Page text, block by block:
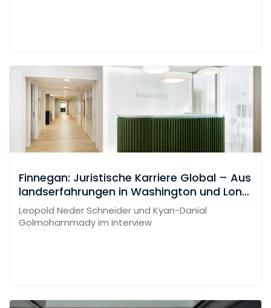
Finnegan: Juristische Karriere Global – Aus
landserfahrungen in Washington und Lond
on
Leopold Neder Schneider und Kyan-Danial
Golmohammady im Interview